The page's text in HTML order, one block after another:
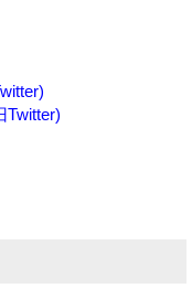
Twitter)